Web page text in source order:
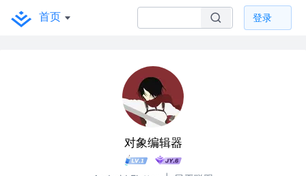
首页 登录
对象编辑器